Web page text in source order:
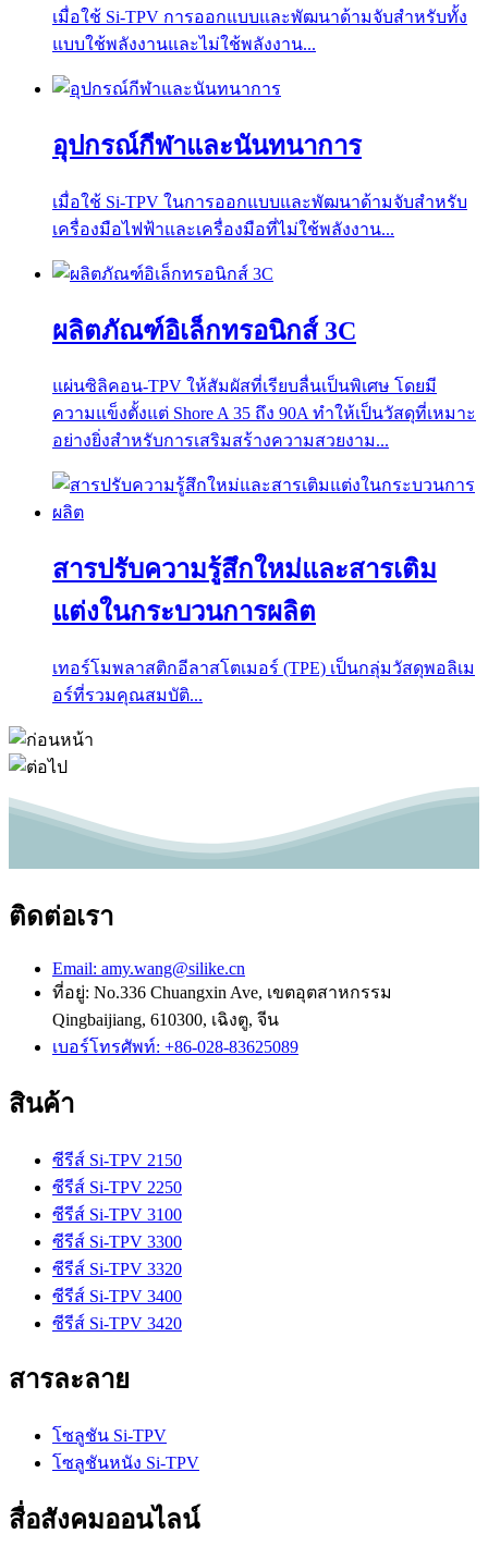
เมื่อใช้ Si-TPV การออกแบบและพัฒนาด้ามจับสำหรับทั้ง
แบบใช้พลังงานและไม่ใช้พลังงาน...
อุปกรณ์กีฬาและนันทนาการ
เมื่อใช้ Si-TPV ในการออกแบบและพัฒนาด้ามจับสำหรับ
เครื่องมือไฟฟ้าและเครื่องมือที่ไม่ใช้พลังงาน...
ผลิตภัณฑ์อิเล็กทรอนิกส์ 3C
แผ่นซิลิคอน-TPV ให้สัมผัสที่เรียบลื่นเป็นพิเศษ โดยมี
ความแข็งตั้งแต่ Shore A 35 ถึง 90A ทำให้เป็นวัสดุที่เหมาะ
อย่างยิ่งสำหรับการเสริมสร้างความสวยงาม...
สารปรับความรู้สึกใหม่และสารเติม
แต่งในกระบวนการผลิต
เทอร์โมพลาสติกอีลาสโตเมอร์ (TPE) เป็นกลุ่มวัสดุพอลิเม
อร์ที่รวมคุณสมบัติ...
ติดต่อเรา
Email: amy.wang@silike.cn
ที่อยู่: No.336 Chuangxin Ave, เขตอุตสาหกรรม
Qingbaijiang, 610300, เฉิงตู, จีน
เบอร์โทรศัพท์: +86-028-83625089
สินค้า
ซีรีส์ Si-TPV 2150
ซีรีส์ Si-TPV 2250
ซีรีส์ Si-TPV 3100
ซีรีส์ Si-TPV 3300
ซีรีส์ Si-TPV 3320
ซีรีส์ Si-TPV 3400
ซีรีส์ Si-TPV 3420
สารละลาย
โซลูชัน Si-TPV
โซลูชันหนัง Si-TPV
สื่อสังคมออนไลน์